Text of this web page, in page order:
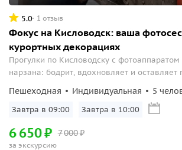
5.0 1 отзыв
Фокус на Кисловодск: ваша
курортных декорациях
Прогулки по Кисловодску с фотоаппаратом
нарзана: бодрит, вдохновляет и оставляет
ловлю моменты: ваш смех, закатные позы
курортного ветра...
Пешеходная Индивидуальная 5
Завтра в 09:00 Завтра в 10:00
7000₽
6 650₽
за экскурсию